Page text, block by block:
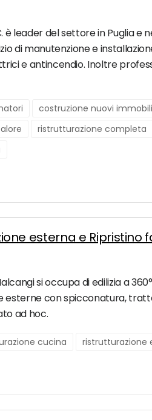
è leader del settore in Puglia
di manutenzione e
e antincendio. Inoltre
costruzione nuovi immobili
ristrutturazione completa
esterna e Ripristino
si occupa di edilizia a
con spicconatura,
ad hoc.
cucina ristrutturazione